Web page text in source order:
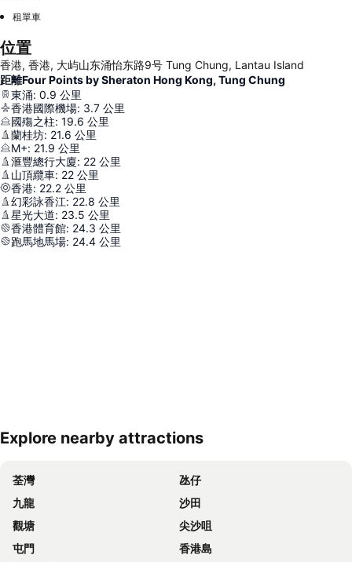
租單車
位置
香港, 香港, 大屿山东涌怡东路9号 Tung Chung, Lantau Island
距離Four Points by Sheraton Hong Kong, Tung Chung
東涌: 0.9 公里
香港國際機場: 3.7 公里
國殤之柱: 19.6 公里
蘭桂坊: 21.6 公里
M+: 21.9 公里
滙豐總行大廈: 22 公里
山頂纜車: 22 公里
香港: 22.2 公里
幻彩詠香江: 22.8 公里
星光大道: 23.5 公里
香港體育館: 24.3 公里
跑馬地馬場: 24.4 公里
展開地圖
Explore nearby attractions
荃灣
氹仔
九龍
沙田
觀塘
尖沙咀
屯門
香港島